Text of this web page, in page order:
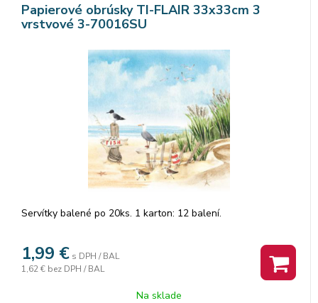
Papierové obrúsky TI-FLAIR 33x33cm 3
vrstvové 3-70016SU
Servítky balené po 20ks. 1 karton: 12 balení.
1,99 € s DPH / BAL
1,62 € bez DPH / BAL
Na sklade